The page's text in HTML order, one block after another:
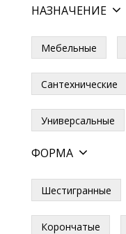
НАЗНАЧЕНИЕ
Мебельные
Сантехнические
Универсальные
ФОРМА
Шестигранные
Корончатые